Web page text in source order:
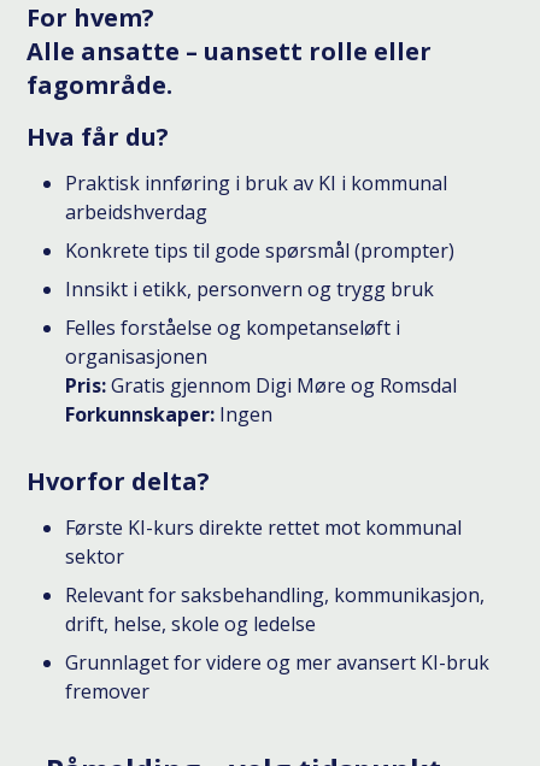
For hvem?
Alle ansatte – uansett rolle eller
fagområde.
Hva får du?
Praktisk innføring i bruk av KI i kommunal
arbeidshverdag
Konkrete tips til gode spørsmål (prompter)
Innsikt i etikk, personvern og trygg bruk
Felles forståelse og kompetanseløft i
organisasjonen
Pris:Gratis gjennom Digi Møre og Romsdal
Forkunnskaper: Ingen
Hvorfor delta?
Første KI-kurs direkte rettet mot kommunal
sektor
Relevant for saksbehandling, kommunikasjon,
drift, helse, skole og ledelse
Grunnlaget for videre og mer avansert KI-bruk
fremover